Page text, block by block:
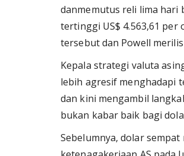
danmemutus reli lima hari
tertinggi US$ 4.563,61 per
tersebut dan Powell
Kepala strategi valuta
lebih agresif menghadapi
dan kini mengambil
bukan kabar baik bagi
Sebelumnya, dolar